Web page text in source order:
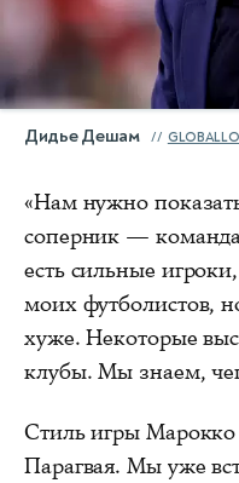
Дидье Дешам
«Нам нужно
соперник —
есть сильные
моих футболистов,
хуже. Некоторые
клубы. Мы знаем,
Стиль игры Марокко
Парагвая. Мы уже